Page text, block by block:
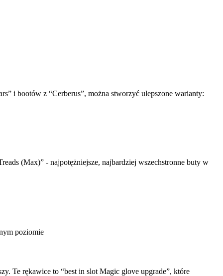
i bootów z “Cerberus”, można stworzyć ulepszone warianty:
(Max)” - najpotężniejsze, najbardziej wszechstronne buty w
poziomie
Te rękawice to “best in slot Magic glove upgrade”, które